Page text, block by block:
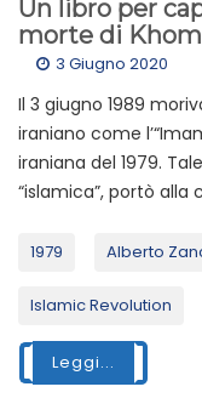
Un libro per
morte di
3 Giugno 2020
Il 3 giugno 1989
iraniano come
iraniana del 1979.
“islamica”, portò alla
1979 Alberto
Islamic Revolution
Leggi...